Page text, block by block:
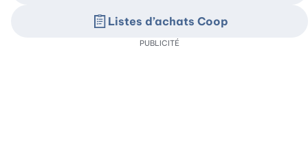
Listes d’achats Coop
PUBLICITÉ